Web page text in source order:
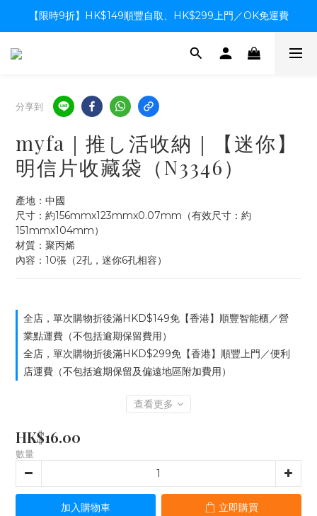
【限時9折】HK$149順豐自取、HK$299上門／OK免運費
【限時9折】HK$149順豐自取、HK$299上門／OK免運費
支付系統升級中，暫停信用卡支付至8月中，造成不便感謝諒解
分享到
myfa｜推し活收納｜【迷你】
明信片收藏袋（N3346）
產地：中國
尺寸：約156mmx123mmx0.07mm（有效尺寸：約
151mmx104mm）
材質：聚丙烯
內容：10張（2孔，迷你6孔相容）
全店，單次購物折後滿HKD$149免【香港】順豐智能櫃／營
業點運費（不包括逾期保留費用）
全店，單次購物折後滿HKD$299免【香港】順豐上門／便利
店運費（不包括逾期保留及偏遠地區附加費用）
查看更多
HK$16.00
數量
加入購物車 立即購買